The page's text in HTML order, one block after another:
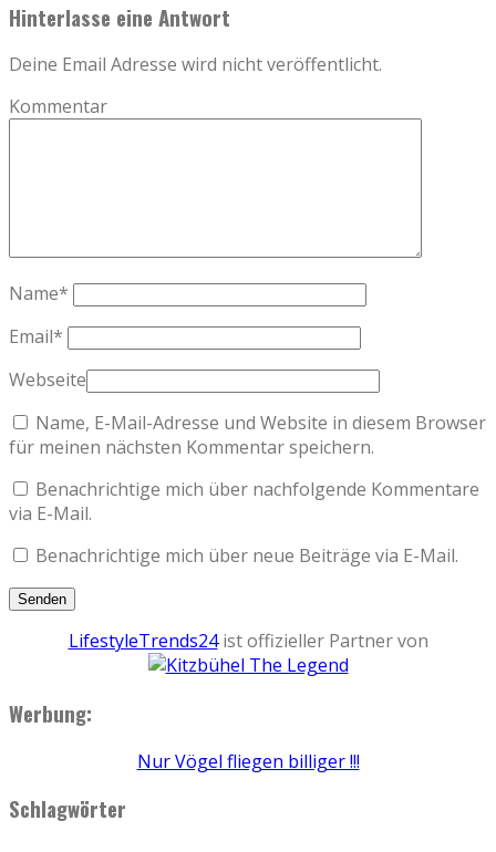
Hinterlasse eine Antwort
Deine Email Adresse wird nicht veröffentlicht.
Kommentar
Name*
Email*
Webseite
Name, E-Mail-Adresse und Website in diesem Browser
für meinen nächsten Kommentar speichern.
Benachrichtige mich über nachfolgende Kommentare
via E-Mail.
Benachrichtige mich über neue Beiträge via E-Mail.
LifestyleTrends24ist offizieller Partner von
Werbung:
Nur Vögel fliegen billiger !!!
Schlagwörter